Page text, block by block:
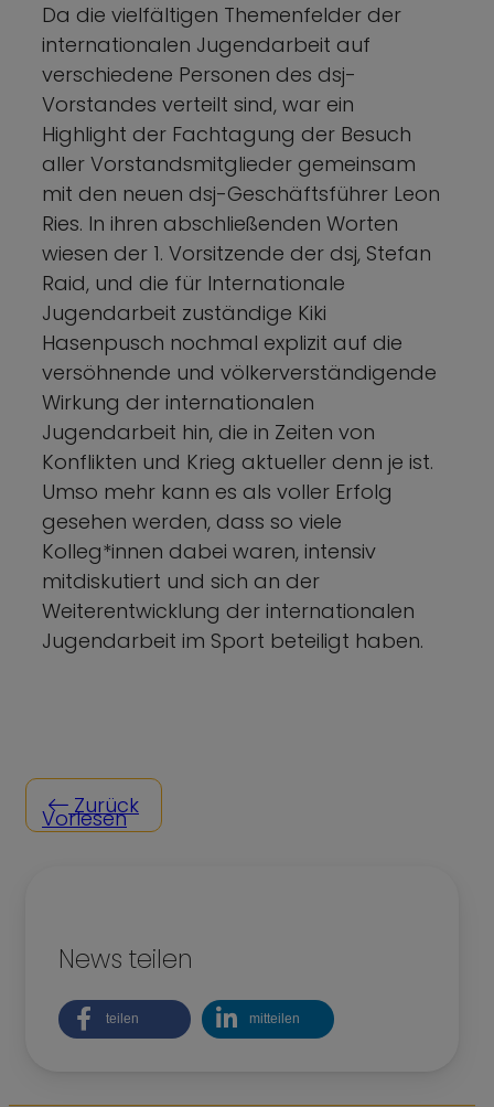
Da die vielfältigen Themenfelder der
internationalen Jugendarbeit auf
verschiedene Personen des dsj-
Vorstandes verteilt sind, war ein
Highlight der Fachtagung der Besuch
aller Vorstandsmitglieder gemeinsam
mit den neuen dsj-Geschäftsführer Leon
Ries. In ihren abschließenden Worten
wiesen der 1. Vorsitzende der dsj, Stefan
Raid, und die für Internationale
Jugendarbeit zuständige Kiki
Hasenpusch nochmal explizit auf die
versöhnende und völkerverständigende
Wirkung der internationalen
Jugendarbeit hin, die in Zeiten von
Konflikten und Krieg aktueller denn je ist.
Umso mehr kann es als voller Erfolg
gesehen werden, dass so viele
Kolleg*innen dabei waren, intensiv
mitdiskutiert und sich an der
Weiterentwicklung der internationalen
Jugendarbeit im Sport beteiligt haben.
Zurück
Vorlesen
News teilen
teilen mitteilen